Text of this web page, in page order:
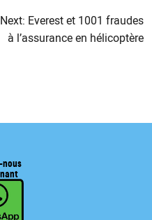
Next: Everest et 1001 fraudes
à l’assurance en hélicoptère
nous